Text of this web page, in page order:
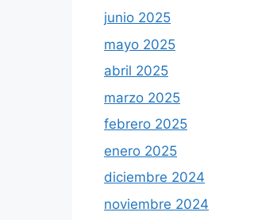
junio 2025
mayo 2025
abril 2025
marzo 2025
febrero 2025
enero 2025
diciembre 2024
noviembre 2024